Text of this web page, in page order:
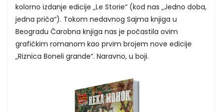
kolorno izdanje edicije „Le Storie“ (kod nas „Jedno doba,
jedna priča“). Tokom nedavnog Sajma knjiga u
Beogradu Čarobna knjiga nas je počastila ovim
grafičkim romanom kao prvim brojem nove edicije
„Riznica Boneli grande“. Naravno, u boji.